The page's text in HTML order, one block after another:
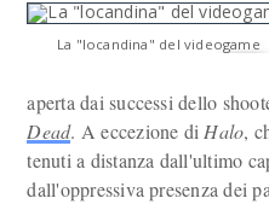
La "locandina" del videogame
aperta dai successi dello
Dead. A eccezione di Halo,
tenuti a distanza dall'ultimo
dall'oppressiva presenza dei